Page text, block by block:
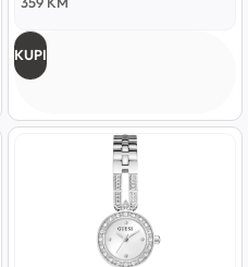
KUPI